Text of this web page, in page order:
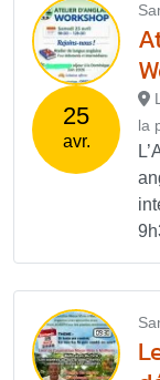
25
avr.
la